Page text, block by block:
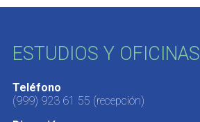
ESTUDIOS Y OFICINAS
Teléfono
(999) 923 61 55 (recepción)